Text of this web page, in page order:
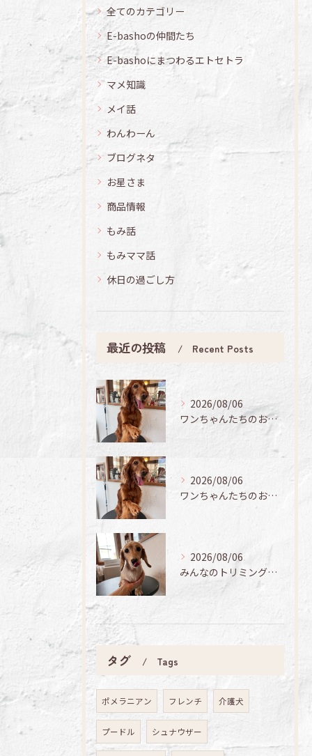
全てのカテゴリー
E-bashoの仲間たち
E-bashoにまつわるエトセトラ
マメ知識
メイ話
わんわーん
ブログネタ
お星さま
商品情報
もみ話
もみママ話
休日の過ごし方
最近の投稿 Recent Posts
2026/08/06
ワンちゃんたちのお手入れ日記🐶✨
2026/08/06
ワンちゃんたちのお手入れ日記🐶✨
2026/08/06
みんなのトリミング日記🌟
タグ Tags
ポメラニアン フレンチ 介護犬
プードル シュナウザー